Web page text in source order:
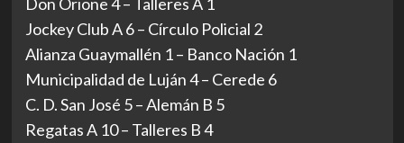
Jockey Club A 6 – Círculo Policial 2
Alianza Guaymallén 1 – Banco Nación 1
Municipalidad de Luján 4 – Cerede 6
C. D. San José 5 – Alemán B 5
Regatas A 10 – Talleres B 4